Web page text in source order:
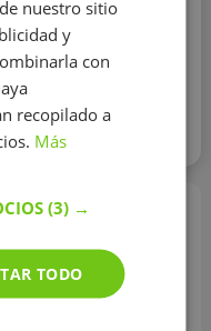
a un acuerdo
tutor
en Lleida -
nuestro sitio
y
con
recopilado a
Más
(3) →
TODO